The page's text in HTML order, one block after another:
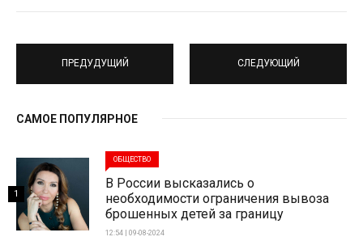
ПРЕДУДУЩИЙ СЛЕДУЮЩИЙ
САМОЕ ПОПУЛЯРНОЕ
ОБЩЕСТВО
В России высказались о
необходимости ограничения вывоза
брошенных детей за границу
12:54 | 09-08-2024
1